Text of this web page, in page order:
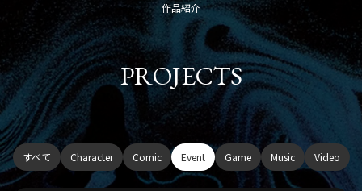
作品紹介
PROJECTS
すべて Character Comic Event Game Music Video